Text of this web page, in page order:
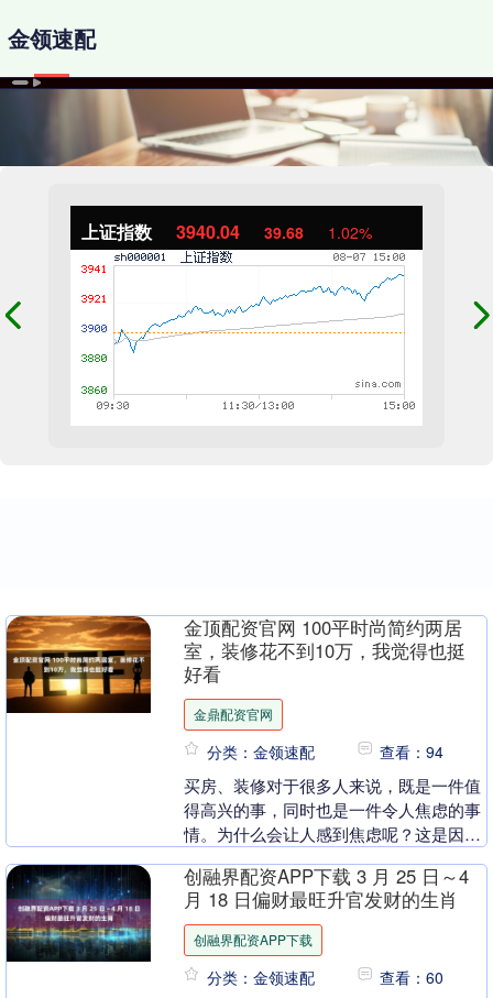
上证指数 3940.04 39.68 1.02%
金领速配
金顶配资官网 100平时尚简约两居
室，装修花不到10万，我觉得也挺
好看
金鼎配资官网
分类：金领速配 查看：94
买房、装修对于很多人来说，既是一件值
得高兴的事，同时也是一件令人焦虑的事
情。为什么会让人感到焦虑呢？这是因为
易的事情。房子买....
创融界配资APP下载 3 月 25 日～4
月 18 日偏财最旺升官发财的生肖
创融界配资APP下载
分类：金领速配 查看：60